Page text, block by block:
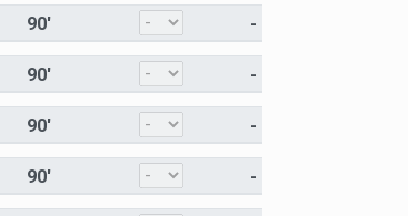
90' -
90' -
90' -
90' -